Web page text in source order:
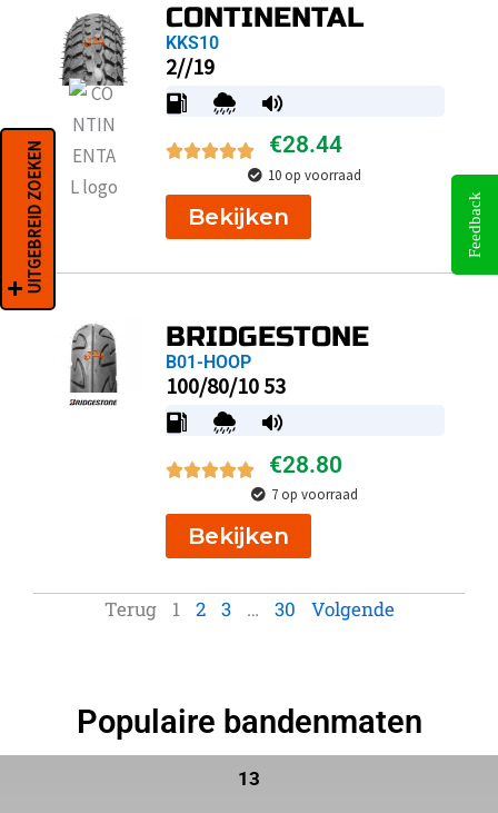
CONTINENTAL
KKS10
2//19
€28.44
10 op voorraad
Bekijken
BRIDGESTONE
B01-HOOP
100/80/10 53
€28.80
7 op voorraad
Bekijken
Terug 1 2 3 … 30 Volgende
Populaire bandenmaten
13
UITGEBREID ZOEKEN Feedback